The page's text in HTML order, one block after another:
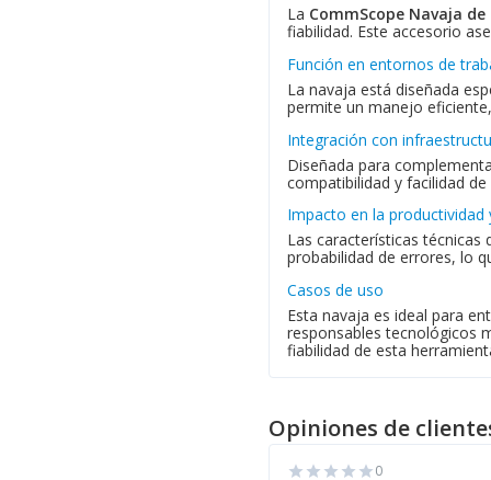
La CommScope Navaja
fiabilidad. Este accesorio
Función en entornos de
La navaja está diseñada
permite un manejo
Integración con
Diseñada para
compatibilidad y facilidad
Impacto en la
Las características técnicas
probabilidad de errores, lo
Casos de uso
Esta navaja es ideal para
responsables tecnológicos
fiabilidad de esta
Opiniones de
star star star star star0